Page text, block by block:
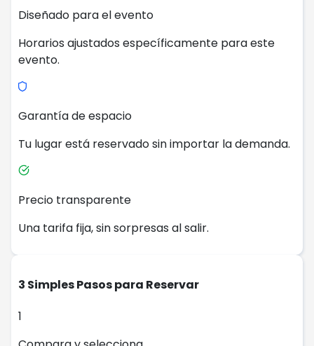
Diseñado para el evento
Horarios ajustados específicamente para este
evento.
Garantía de espacio
Tu lugar está reservado sin importar la demanda.
Precio transparente
Una tarifa fija, sin sorpresas al salir.
3 Simples Pasos para Reservar
1